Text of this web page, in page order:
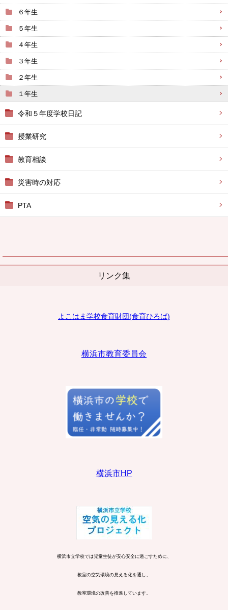
６年生
５年生
４年生
３年生
２年生
１年生
令和５年度学校日記
授業研究
教育相談
災害時の対応
PTA
リンク集
よこはま学校食育財団(食育ひろば)
横浜市教育委員会
横浜市HP
横浜市立学校では児童生徒が安心安全に過ごすために、
教室の空気環境の見える化を通し、
教室環境の改善を推進しています。